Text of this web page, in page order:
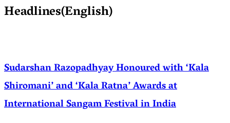
Headlines(English)
Sudarshan Razopadhyay Honoured with ‘Kala
Shiromani’ and ‘Kala Ratna’ Awards at
International Sangam Festival in India